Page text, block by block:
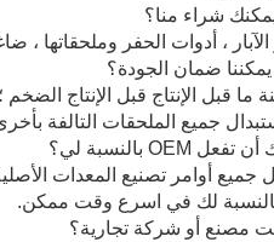
الآبار ، أدوات الحفر وملحقاتها ،
ما قبل الإنتاج قبل الإنتاج
جميع الملحقات التالفة
لك في اسرع وقت ممكن.